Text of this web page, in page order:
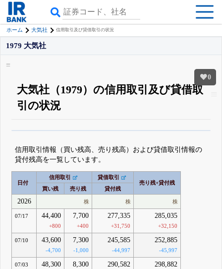
ホーム 大気社 信用取引及び貸借取引の状況
0
1979 大気社
大気社（1979）の信用取引及び貸借取
引の状況
見られる
無料でβ版をはじめる
登録すると永久30%OFFと米株版の先行利用も付きます
信用取引情報（買い残高、売り残高）および貸借取引情報の
貸付残高を一覧しています。
日付
信用取引
貸借取引
売り残+貸付残
買い残
売り残 貸付残
2026 株 株 株
07/17 44,400
+800
7,700
+400
277,335
+31,750
285,035
+32,150
07/10 43,600
-4,700
7,300
-1,000
245,585
-44,997
252,885
-45,997
07/03 48,300 8,300 290,582 298,882